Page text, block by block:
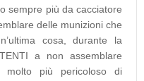
sempre più da cacciatore
delle munizioni che
cosa, durante la
a non assemblare
molto più pericoloso di